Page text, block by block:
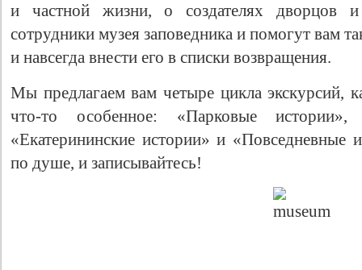
и частной жизни, о создателях дворцов
сотрудники музея заповедника и помогут вам
и навсегда внести его в списки возвращения.
Мы предлагаем вам четыре цикла экскурсий,
что-то особенное: «Парковые истории»,
«Екатерининские истории» и «Повседневные
по душе, и записывайтесь!